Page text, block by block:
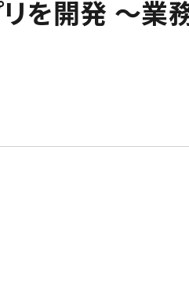
を開発 〜業